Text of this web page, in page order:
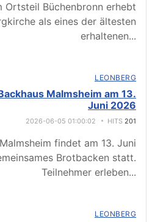
Ortsteil Büchenbronn erhebt
als eines der ältesten
erhaltenen...
LEONBERG
Malmsheim am 13.
Juni 2026
2026-06-05 01:00:02 HITS 201
findet am 13. Juni
Brotbacken statt.
Teilnehmer erleben...
LEONBERG